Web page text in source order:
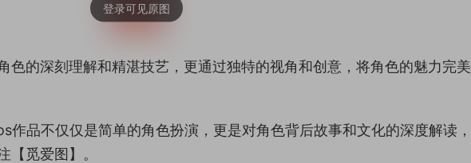
色的深刻理解和精湛技艺，更通过独特的视角和创意，将角色的魅力完美
作品不仅仅是简单的角色扮演，更是对角色背后故事和文化的深度解读，
觅爱图】。